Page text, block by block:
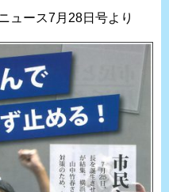
ュース7月28日号より